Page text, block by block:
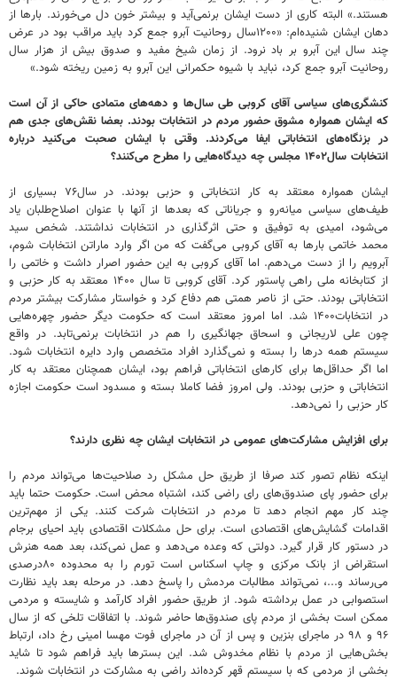
هستند.» البته کاری از دست ایشان برنمی‌آید و بیشتر خون دل می‌خورند. بارها از
دهان ایشان شنیده‌ام: «۱۲۰۰سال روحانیت آبرو جمع کرد باید مراقب بود در عرض
چند سال این آبرو بر باد نرود. از زمان شیخ مفید و صدوق بیش از هزار سال
روحانیت آبرو جمع کرد، نباید با شیوه حکمرانی این آبرو به زمین ریخته شود.»
‌کنشگری‌های سیاسی آقای کروبی طی سال‌ها و دهه‌های متمادی حاکی از آن است
که ایشان همواره مشوق حضور مردم در انتخابات بودند. بعضا نقش‌های جدی هم
در بزنگاه‌های انتخاباتی ایفا می‌کردند. وقتی با ایشان صحبت می‌کنید درباره
انتخابات سال۱۴۰۲ مجلس چه دیدگاه‌هایی را مطرح می‌کنند؟
ایشان همواره معتقد به کار انتخاباتی و حزبی بودند. در سال۷۶ بسیاری از
طیف‌های سیاسی میانه‌رو و جریاناتی که بعدها از آنها با عنوان اصلاح‌طلبان یاد
می‌شود، امیدی به توفیق و حتی اثرگذاری در انتخابات نداشتند. شخص سید
محمد خاتمی بارها به آقای کروبی می‌گفت که من اگر وارد ماراتن انتخابات شوم،
آبرویم را از دست می‌دهم. اما آقای کروبی به این حضور اصرار داشت و خاتمی را
از کتابخانه ملی راهی پاستور کرد. آقای کروبی تا سال ۱۴۰۰ معتقد به کار حزبی و
انتخاباتی بودند. حتی از ناصر همتی هم دفاع کرد و خواستار مشارکت بیشتر مردم
در انتخابات۱۴۰۰ شد. اما امروز معتقد است که حکومت دیگر حضور چهره‌هایی
چون علی لاریجانی و اسحاق جهانگیری را هم در انتخابات برنمی‌تابد. در واقع
سیستم همه درها را بسته و نمی‌گذارد افراد متخصص وارد دایره انتخابات شود.
اما اگر حداقل‌ها برای کارهای انتخاباتی فراهم بود، ایشان همچنان معتقد به کار
انتخاباتی و حزبی بودند. ولی امروز فضا کاملا بسته و مسدود است حکومت اجازه
کار حزبی را نمی‌دهد.
‌برای افزایش مشارکت‌های عمومی در انتخابات ایشان چه نظری دارند؟
اینکه نظام تصور کند صرفا از طریق حل مشکل رد صلاحیت‌ها می‌تواند مردم را
برای حضور پای صندوق‌های رای راضی کند، اشتباه محض است. حکومت حتما باید
چند کار مهم انجام دهد تا مردم در انتخابات شرکت کنند. یکی از مهم‌ترین
اقدامات گشایش‌های اقتصادی است. برای حل مشکلات اقتصادی باید احیای برجام
در دستور کار قرار گیرد. دولتی که وعده می‌دهد و عمل نمی‌کند، بعد همه هنرش
استقراض از بانک مرکزی و چاپ اسکناس است تورم را به محدوده ۸۰درصدی
می‌رساند و...، نمی‌تواند مطالبات مردمش را پاسخ دهد. در مرحله بعد باید نظارت
استصوابی در عمل برداشته شود. از طریق حضور افراد کارآمد و شایسته و مردمی
ممکن است بخشی از مردم پای صندوق‌ها حاضر شوند. با اتفاقات تلخی که از سال
۹۶ و ۹۸ در ماجرای بنزین و پس از آن در ماجرای فوت مهسا امینی رخ داد، ارتباط
بخش‌هایی از مردم با نظام مخدوش شد. این بسترها باید فراهم شود تا شاید
بخشی از مردمی که با سیستم قهر کرده‌اند راضی به مشارکت در انتخابات شوند.